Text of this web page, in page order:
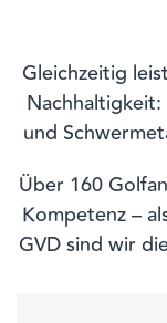
Gleichzeitig
und
Über 160
Kompetenz –
GVD sind wir